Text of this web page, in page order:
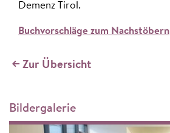
Demenz Tirol.
Buchvorschläge zum Nachstöbern
Zur Übersicht
Bildergalerie